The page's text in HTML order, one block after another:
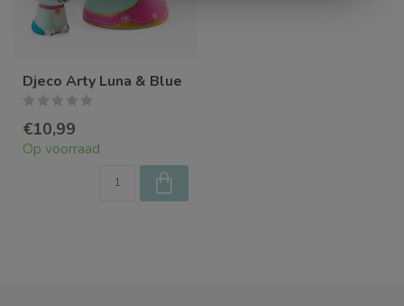
Djeco Arty Luna & Blue
€10,99
Op voorraad